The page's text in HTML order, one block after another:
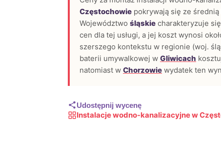
Częstochowie pokrywają się ze średnią
Województwo śląskie charakteryzuje
cen dla tej usługi, a jej koszt wynosi
szerszego kontekstu w regionie (woj.
baterii umywalkowej w Gliwicach
natomiast w Chorzowie wydatek ten
Udostępnij wycenę
Instalacje wodno-kanalizacyjne w